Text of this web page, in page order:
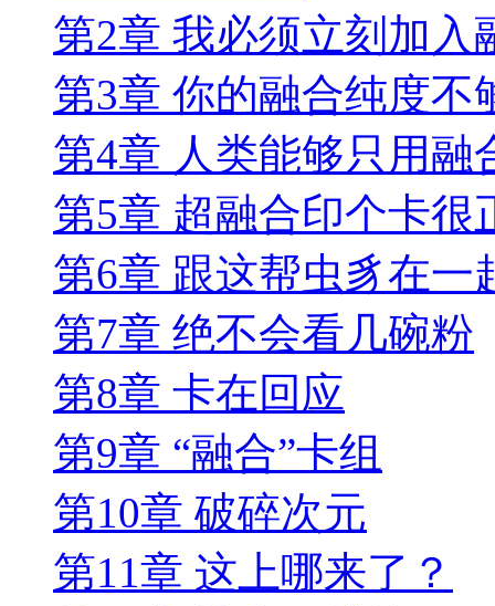
第2章 我必须立刻加入
第3章 你的融合纯度不
第4章 人类能够只用融
第5章 超融合印个卡很
第6章 跟这帮虫豸在一
第7章 绝不会看几碗粉
第8章 卡在回应
第9章 “融合”卡组
第10章 破碎次元
第11章 这上哪来了？